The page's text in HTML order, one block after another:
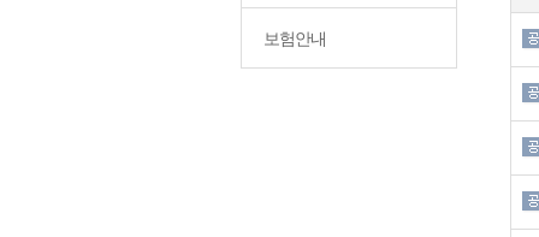
보험안내